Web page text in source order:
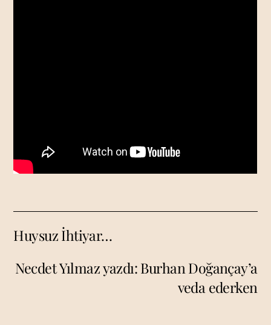
Huysuz İhtiyar…
Necdet Yılmaz yazdı: Burhan Doğançay’a
veda ederken